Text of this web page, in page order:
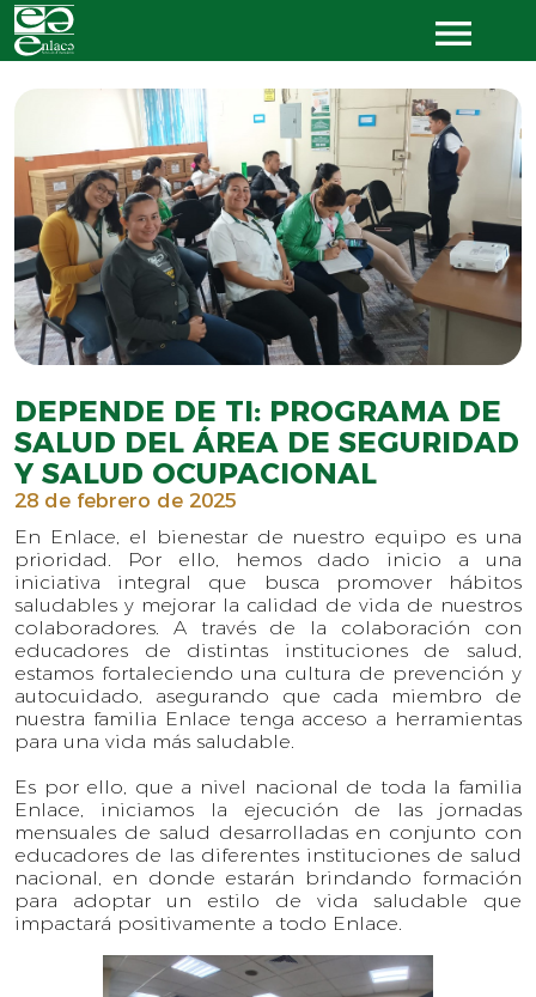
DEPENDE DE TI: PROGRAMA DE
SALUD DEL ÁREA DE SEGURIDAD
Y SALUD OCUPACIONAL
28 de febrero de 2025
En Enlace, el bienestar de nuestro equipo es una
prioridad. Por ello, hemos dado inicio a una
iniciativa integral que busca promover hábitos
saludables y mejorar la calidad de vida de nuestros
colaboradores. A través de la colaboración con
educadores de distintas instituciones de salud,
estamos fortaleciendo una cultura de prevención y
autocuidado, asegurando que cada miembro de
nuestra familia Enlace tenga acceso a herramientas
para una vida más saludable.
Es por ello, que a nivel nacional de toda la familia
Enlace, iniciamos la ejecución de las jornadas
mensuales de salud desarrolladas en conjunto con
educadores de las diferentes instituciones de salud
nacional, en donde estarán brindando formación
para adoptar un estilo de vida saludable que
impactará positivamente a todo Enlace.